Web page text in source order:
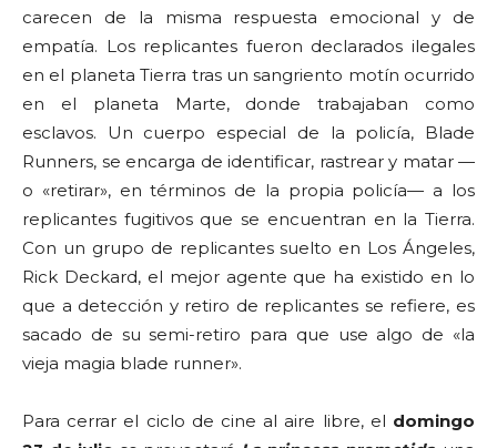
carecen de la misma respuesta emocional y de
empatía. Los replicantes fueron declarados ilegales
en el planeta Tierra tras un sangriento motín ocurrido
en el planeta Marte, donde trabajaban como
esclavos. Un cuerpo especial de la policía, Blade
Runners, se encarga de identificar, rastrear y matar —
o «retirar», en términos de la propia policía— a los
replicantes fugitivos que se encuentran en la Tierra.
Con un grupo de replicantes suelto en Los Ángeles,
Rick Deckard, el mejor agente que ha existido en lo
que a detección y retiro de replicantes se refiere, es
sacado de su semi-retiro para que use algo de «la
vieja magia blade runner».
Para cerrar el ciclo de cine al aire libre, el domingo